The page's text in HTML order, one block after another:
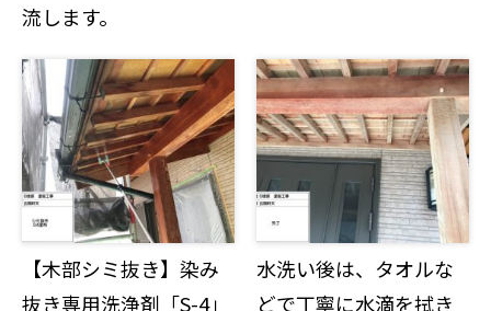
流します。
【木部シミ抜き】染み
抜き専用洗浄剤「S-4」
水洗い後は、タオルな
どで丁寧に水滴を拭き